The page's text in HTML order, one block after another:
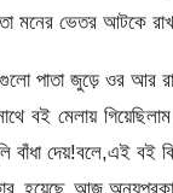
তো মনের ভেতর আটকে
গুলো পাতা জুড়ে ওর
বই মেলায়
বাঁধা দেয়!বলে,এই
হয়েছে